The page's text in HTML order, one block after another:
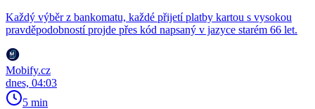
Každý výběr z bankomatu, každé přijetí platby kartou s vysokou
pravděpodobností projde přes kód napsaný v jazyce starém 66 let.
Mobify.cz
dnes, 04:03
5 min